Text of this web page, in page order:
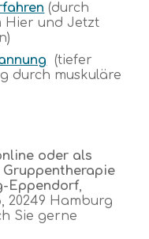
(durch
Hier und Jetzt
(tiefer
durch muskuläre
oder als
-Eppendorf,
20249 Hamburg
Sie gerne